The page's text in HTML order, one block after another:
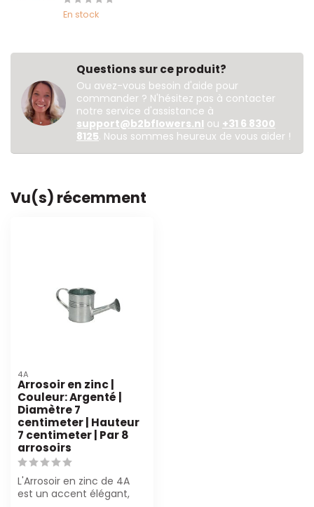
En stock
Questions sur ce produit?
Ou avez-vous besoin d'aide pour
commander ? N'hésitez pas à contacter
notre service d'assistance à
support@b2bflowers.nl ou +31 6 8300
8125. Nous sommes heureux de vous aider !
Vu(s) récemment
4A
Arrosoir en zinc |
Couleur: Argenté |
Diamètre 7
centimeter | Hauteur
7 centimeter | Par 8
arrosoirs
L'Arrosoir en zinc de 4A
est un accent élégant,